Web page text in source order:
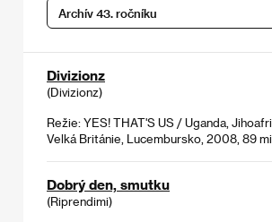
Archív 43. ročníku
Divizionz
(Divizionz)
Režie: YES! THAT'S US / Uganda,
Velká Británie, Lucembursko, 2008, 89
Dobrý den, smutku
(Riprendimi)